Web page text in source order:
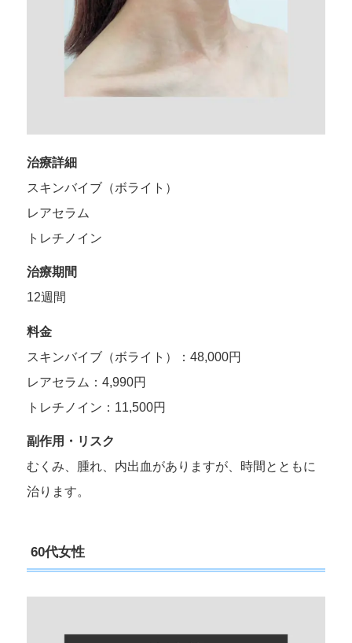
治療詳細
スキンバイブ（ボライト）
レアセラム
トレチノイン
治療期間
12週間
料金
スキンバイブ（ボライト）：48,000円
レアセラム：4,990円
トレチノイン：11,500円
副作用・リスク
むくみ、腫れ、内出血がありますが、時間とともに
治ります。
60代女性